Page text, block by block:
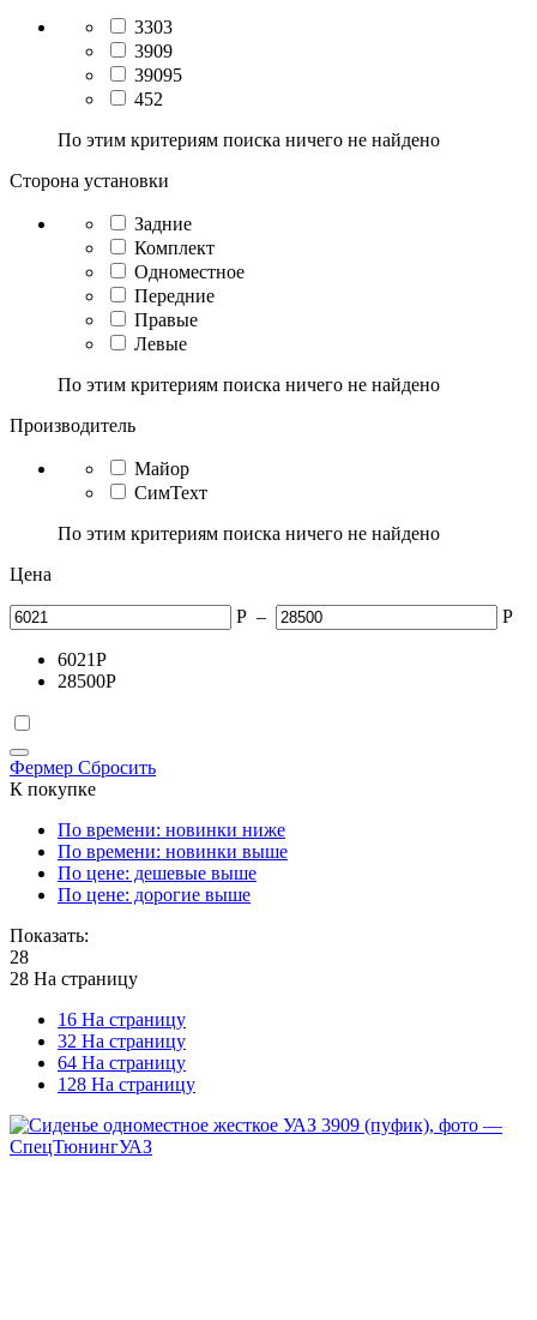
3303
3909
39095
452
По этим критериям поиска ничего не найдено
Сторона установки
Задние
Комплект
Одноместное
Передние
Правые
Левые
По этим критериям поиска ничего не найдено
Производитель
Майор
СимТехт
По этим критериям поиска ничего не найдено
Цена
Р – Р
6021Р
28500Р
Фермер Сбросить
К покупке
По времени: новинки ниже
По времени: новинки выше
По цене: дешевые выше
По цене: дорогие выше
Показать:
28
28 На страницу
16 На страницу
32 На страницу
64 На страницу
128 На страницу